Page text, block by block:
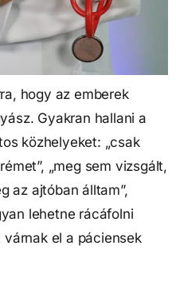
hogy az emberek
Gyakran hallani a
közhelyeket: „csak
„meg sem vizsgált,
az ajtóban álltam”,
lehetne rácáfolni
el a páciensek